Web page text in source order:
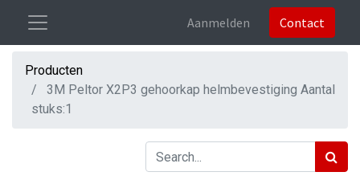
Aanmelden Contact
Producten
3M Peltor X2P3 gehoorkap helmbevestiging Aantal
stuks:1